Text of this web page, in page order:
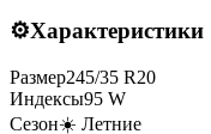
⚙️Характеристики
Размер245/35 R20
Индексы95 W
Сезон☀️ Летние